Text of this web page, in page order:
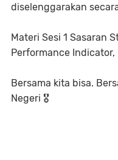
diselenggarakan
Materi Sesi 1 Sasaran
Performance Indicator,
Bersama kita bisa.
Negeri 🎖